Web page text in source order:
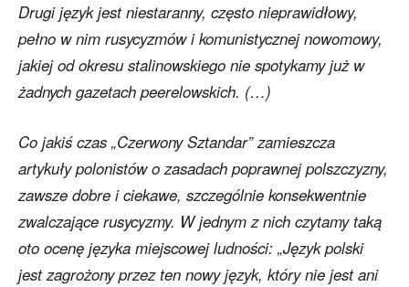
Drugi język jest niestaranny, często nieprawidłowy,
pełno w nim rusycyzmów i komunistycznej nowomowy,
jakiej od okresu stalinowskiego nie spotykamy już w
żadnych gazetach peerelowskich. (…)
Co jakiś czas „Czerwony Sztandar” zamieszcza
artykuły polonistów o zasadach poprawnej polszczyzny,
zawsze dobre i ciekawe, szczególnie konsekwentnie
zwalczające rusycyzmy. W jednym z nich czytamy taką
oto ocenę języka miejscowej ludności: „Język polski
jest zagrożony przez ten nowy język, który nie jest ani